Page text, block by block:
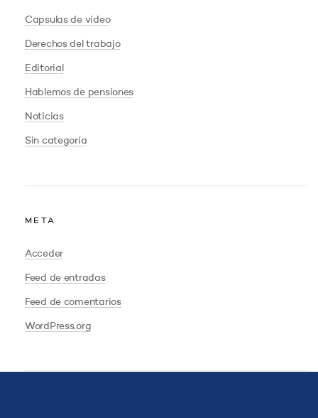
Capsulas de video
Derechos del trabajo
Editorial
Hablemos de pensiones
Noticias
Sin categoría
META
Acceder
Feed de entradas
Feed de comentarios
WordPress.org